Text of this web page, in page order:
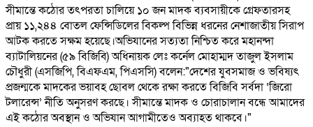
সীমান্তে কঠোর তৎপরতা চালিয়ে ১০ জন মাদক ব্যবসায়ীকে গ্রেফতারসহ
প্রায় ১১,২৪৪ বোতল ফেন্সিডিলের বিকল্প বিভিন্ন ধরনের নেশাজাতীয় সিরাপ
আটক করতে সক্ষম হয়েছে। ​ ​অভিযানের সত্যতা নিশ্চিত করে মহানন্দা
ব্যাটালিয়নের (৫৯ বিজিবি) অধিনায়ক লেঃ কর্নেল মোহাম্মদ তাজুল ইসলাম
চৌধুরী (এসজিপি, বিএফএম, পিএসসি) বলেন: ​"দেশের যুবসমাজ ও ভবিষ্যৎ
প্রজন্মকে মাদকের ভয়াবহ ছোবল থেকে রক্ষা করতে বিজিবি সর্বদা ‘জিরো
টলারেন্স’ নীতি অনুসরণ করছে। সীমান্তে মাদক ও চোরাচালান বন্ধে আমাদের
এই কঠোর অবস্থান ও অভিযান আগামীতেও অব্যাহত থাকবে।"